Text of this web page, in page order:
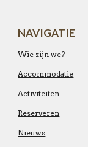
NAVIGATIE
Wie zijn we?
Accommodatie
Activiteiten
Reserveren
Nieuws